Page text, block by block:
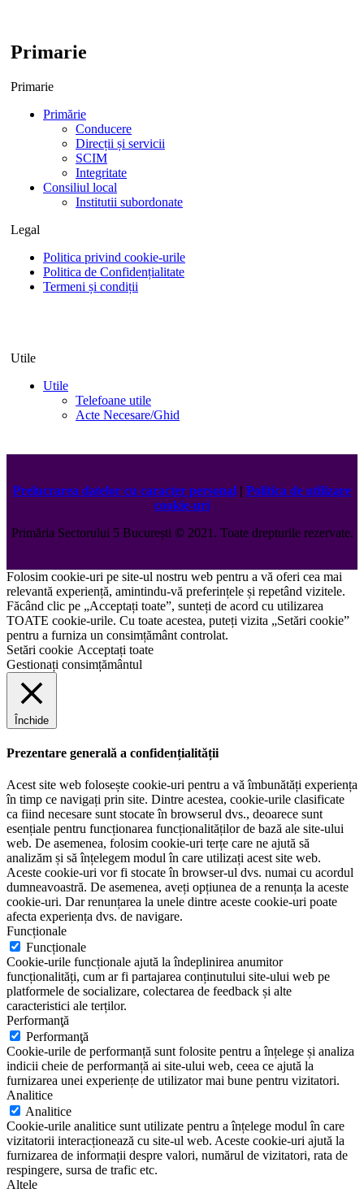
Primarie
Primarie
Primărie
Conducere
Direcții și servicii
SCIM
Integritate
Consiliul local
Institutii subordonate
Legal
Politica privind cookie-urile
Politica de Confidențialitate
Termeni și condiții
Utile
Utile
Telefoane utile
Acte Necesare/Ghid
Prelucrarea datelor cu caracter personal | Politica de utilizare
cookie-uri
Primăria Sectorului 5 București ©️2021. Toate drepturile rezervate.
Folosim cookie-uri pe site-ul nostru web pentru a vă oferi cea mai
relevantă experiență, amintindu-vă preferințele și repetând vizitele.
Făcând clic pe „Acceptați toate”, sunteți de acord cu utilizarea
TOATE cookie-urile. Cu toate acestea, puteți vizita „Setări cookie”
pentru a furniza un consimțământ controlat.
Setări cookie Acceptați toate
Gestionați consimțământul
Închide
Prezentare generală a confidențialității
Acest site web folosește cookie-uri pentru a vă îmbunătăți experiența
în timp ce navigați prin site. Dintre acestea, cookie-urile clasificate
ca fiind necesare sunt stocate în browserul dvs., deoarece sunt
esențiale pentru funcționarea funcționalităților de bază ale site-ului
web. De asemenea, folosim cookie-uri terțe care ne ajută să
analizăm și să înțelegem modul în care utilizați acest site web.
Aceste cookie-uri vor fi stocate în browser-ul dvs. numai cu acordul
dumneavoastră. De asemenea, aveți opțiunea de a renunța la aceste
cookie-uri. Dar renunțarea la unele dintre aceste cookie-uri poate
afecta experiența dvs. de navigare.
Funcționale
Funcționale
Cookie-urile funcționale ajută la îndeplinirea anumitor
funcționalități, cum ar fi partajarea conținutului site-ului web pe
platformele de socializare, colectarea de feedback și alte
caracteristici ale terților.
Performanţă
Performanţă
Cookie-urile de performanță sunt folosite pentru a înțelege și analiza
indicii cheie de performanță ai site-ului web, ceea ce ajută la
furnizarea unei experiențe de utilizator mai bune pentru vizitatori.
Analitice
Analitice
Cookie-urile analitice sunt utilizate pentru a înțelege modul în care
vizitatorii interacționează cu site-ul web. Aceste cookie-uri ajută la
furnizarea de informații despre valori, numărul de vizitatori, rata de
respingere, sursa de trafic etc.
Altele